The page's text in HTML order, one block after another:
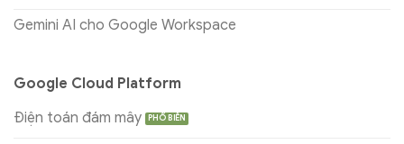
Gemini AI cho Google Workspace
Google Cloud Platform
Điện toán đám mây